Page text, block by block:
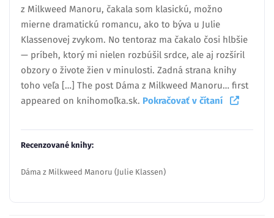
z Milkweed Manoru, čakala som klasickú, možno
mierne dramatickú romancu, ako to býva u Julie
Klassenovej zvykom. No tentoraz ma čakalo čosi hlbšie
— príbeh, ktorý mi nielen rozbúšil srdce, ale aj rozšíril
obzory o živote žien v minulosti. Zadná strana knihy
toho veľa […] The post Dáma z Milkweed Manoru… first
appeared on knihomoľka.sk. Pokračovať v čítaní
Recenzované knihy:
Dáma z Milkweed Manoru (Julie Klassen)